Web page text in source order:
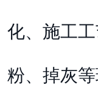
化、施工
粉、掉灰